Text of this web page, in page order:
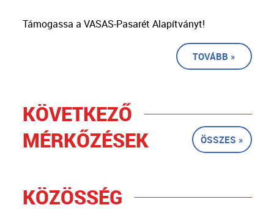
Támogassa a VASAS-Pasarét Alapítványt!
TOVÁBB »
KÖVETKEZŐ
MÉRKŐZÉSEK
ÖSSZES »
KÖZÖSSÉG